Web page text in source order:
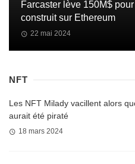
Farcaster lève 150M$
construit sur Ethereum
22 mai 2024
NFT
Les NFT Milady vacillent alors
aurait été piraté
18 mars 2024